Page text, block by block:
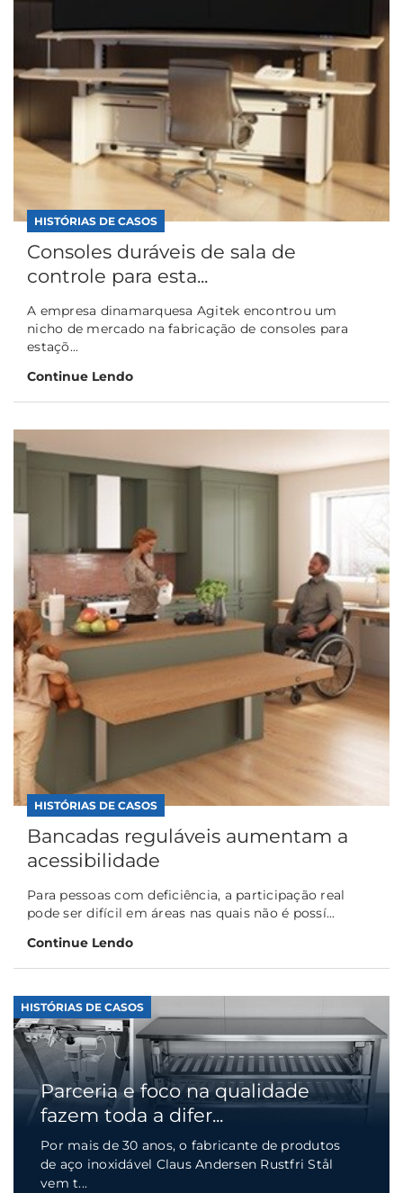
HISTÓRIAS DE CASOS
Consoles duráveis de sala de
controle para esta...
A empresa dinamarquesa Agitek encontrou um
nicho de mercado na fabricação de consoles para
estaçõ...
Continue Lendo
HISTÓRIAS DE CASOS
Bancadas reguláveis aumentam a
acessibilidade
Para pessoas com deficiência, a participação real
pode ser difícil em áreas nas quais não é possí...
Continue Lendo
HISTÓRIAS DE CASOS
Parceria e foco na qualidade
fazem toda a difer...
Por mais de 30 anos, o fabricante de produtos
de aço inoxidável Claus Andersen Rustfri Stål
vem t...